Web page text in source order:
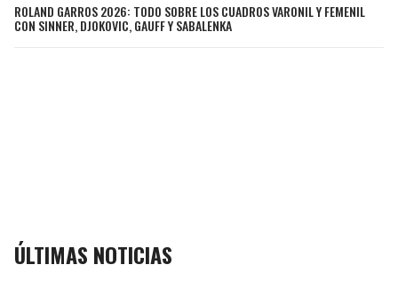
ROLAND GARROS 2026: TODO SOBRE LOS CUADROS VARONIL Y FEMENIL
CON SINNER, DJOKOVIC, GAUFF Y SABALENKA
ÚLTIMAS NOTICIAS